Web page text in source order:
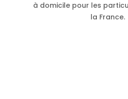
à domicile pour les
la France.